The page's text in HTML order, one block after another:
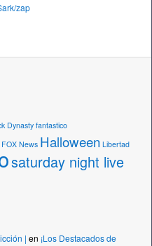
zap
Dynasty fantastico
FOX News Halloween Libertad
saturday night live
| en ¡Los Destacados de